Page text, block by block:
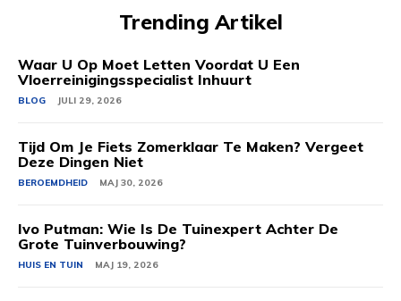
Trending Artikel
Waar U Op Moet Letten Voordat U Een
Vloerreinigingsspecialist Inhuurt
BLOG JULI 29, 2026
Tijd Om Je Fiets Zomerklaar Te Maken? Vergeet
Deze Dingen Niet
BEROEMDHEID MAJ 30, 2026
Ivo Putman: Wie Is De Tuinexpert Achter De
Grote Tuinverbouwing?
HUIS EN TUIN MAJ 19, 2026